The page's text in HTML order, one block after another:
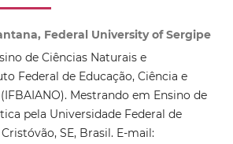
Federal University of Sergipe
de Ciências Naturais e
Federal de Educação, Ciência e
Mestrando em Ensino de
pela Universidade Federal de
SE, Brasil. E-mail: